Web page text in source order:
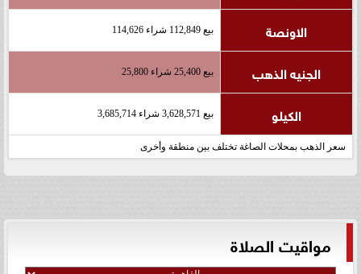
الاونصة بيع 112,849 شراء 114,626
الجنيه الذهب بيع 25,400 شراء 25,800
الكيلو بيع 3,628,571 شراء 3,685,714
سعر الذهب بمحلات الصاغة تختلف بين منطقة وأخرى
مواقيت الصلاة